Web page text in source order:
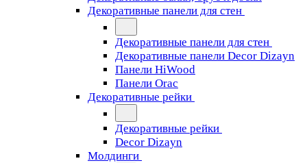
Декоративные панели для стен
Декоративные панели для стен
Декоративные панели Decor Dizayn
Панели HiWood
Панели Orac
Декоративные рейки
Декоративные рейки
Decor Dizayn
Молдинги